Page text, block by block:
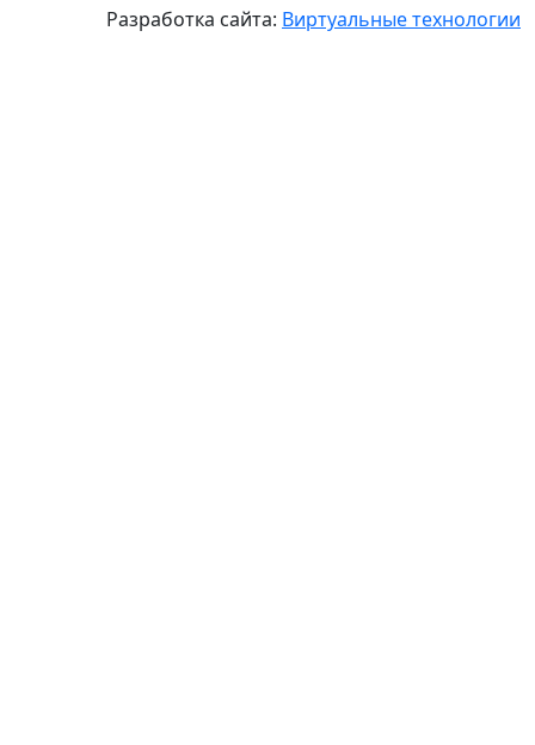
Разработка сайта: Виртуальные технологии